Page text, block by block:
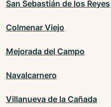
San Sebastián de los Reyes
Colmenar Viejo
Mejorada del Campo
Navalcarnero
Villanueva de la Cañada